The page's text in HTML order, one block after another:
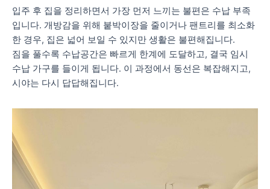
입주 후 집을 정리하면서 가장 먼저 느끼는 불편은 수납 부족
입니다. 개방감을 위해 붙박이장을 줄이거나 팬트리를 최소화
한 경우, 집은 넓어 보일 수 있지만 생활은 불편해집니다.
짐을 풀수록 수납공간은 빠르게 한계에 도달하고, 결국 임시
수납 가구를 들이게 됩니다. 이 과정에서 동선은 복잡해지고,
시야는 다시 답답해집니다.